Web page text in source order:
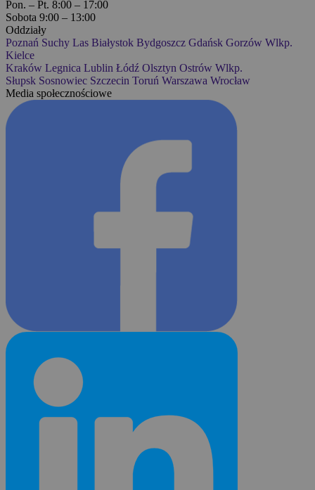
Pon. – Pt. 8:00 – 17:00
Sobota 9:00 – 13:00
Oddziały
Poznań Suchy Las Białystok Bydgoszcz Gdańsk Gorzów Wlkp.
Kielce
Kraków Legnica Lublin Łódź Olsztyn Ostrów Wlkp.
Słupsk Sosnowiec Szczecin Toruń Warszawa Wrocław
Media społecznościowe